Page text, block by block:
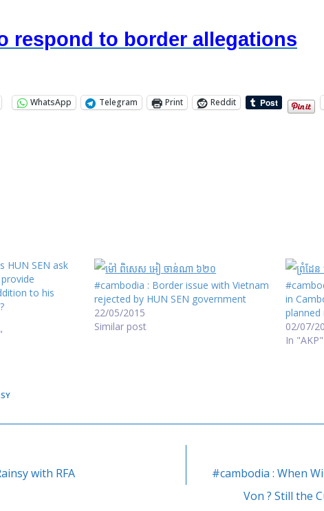
respond to border allegations
WhatsApp Telegram Print Reddit
HUN SEN ask
to his
#cambodia : Border issue with Vietnam
rejected by HUN SEN government
22/05/2015
Similar post
in
planned
02/07/
In "AKP"
with RFA
#cambodia : When
Von ? Still the